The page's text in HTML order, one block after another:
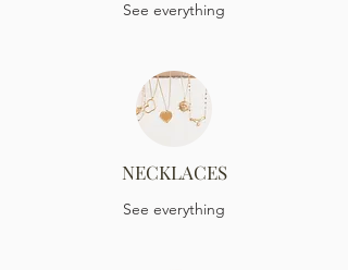
See everything
NECKLACES
See everything